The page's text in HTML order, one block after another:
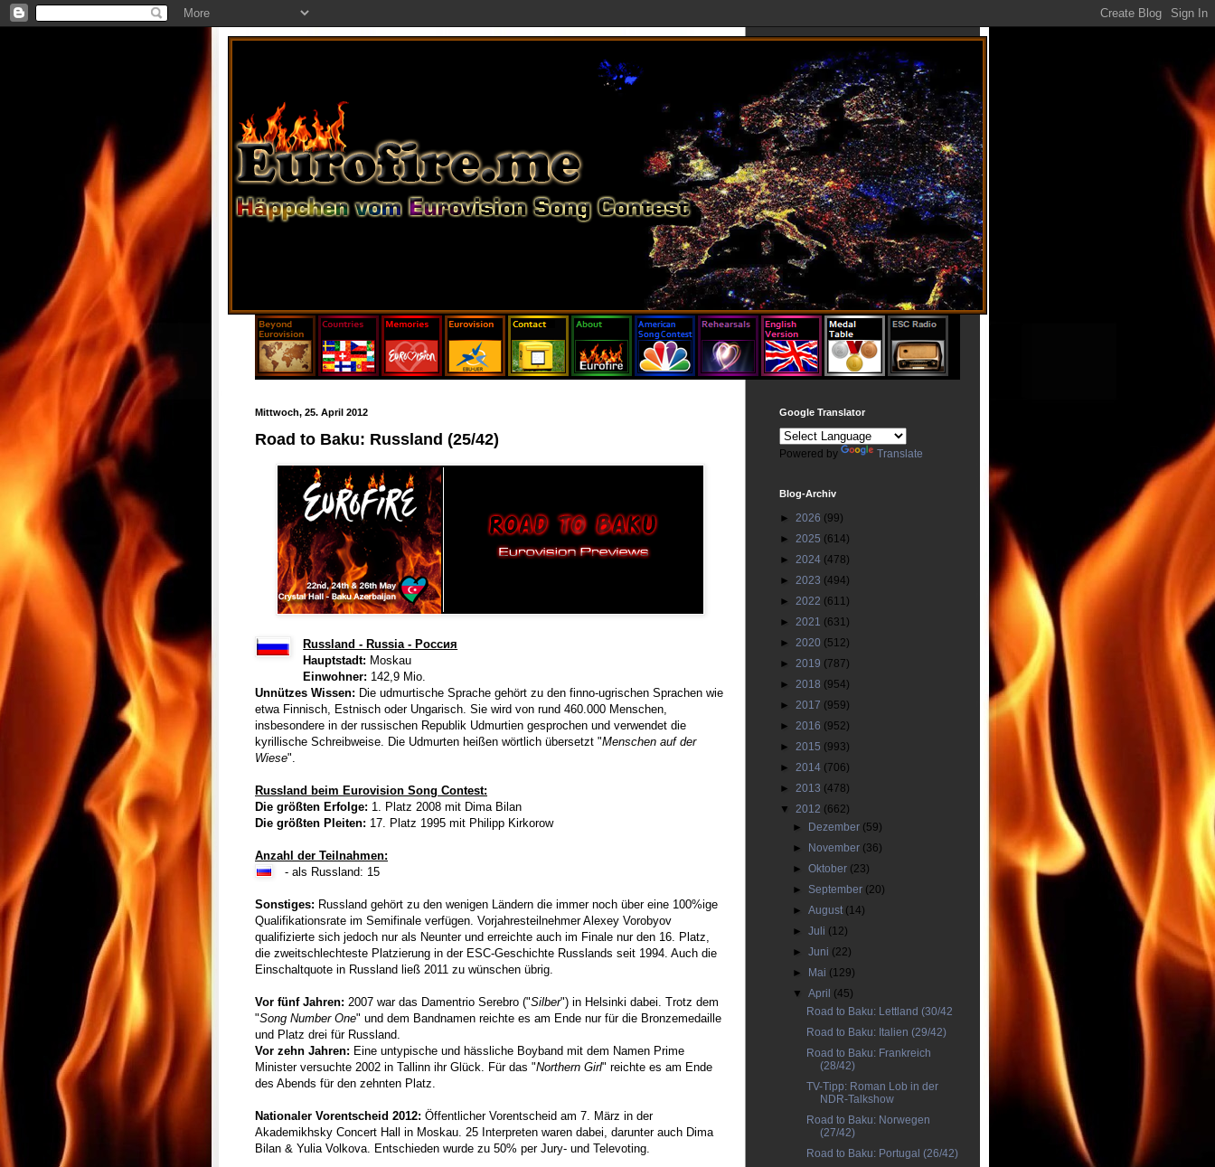
Mittwoch, 25. April 2012
Road to Baku: Russland (25/42)
Russland - Russia - Россия
Hauptstadt: Moskau
Einwohner: 142,9 Mio.
Unnützes Wissen: Die udmurtische Sprache gehört zu den finno-ugrischen Sprachen wie
etwa Finnisch, Estnisch oder Ungarisch. Sie wird von rund 460.000 Menschen,
insbesondere in der russischen Republik Udmurtien gesprochen und verwendet die
kyrillische Schreibweise. Die Udmurten heißen wörtlich übersetzt "Menschen auf der
Wiese".
Russland beim Eurovision Song Contest:
Die größten Erfolge: 1. Platz 2008 mit Dima Bilan
Die größten Pleiten: 17. Platz 1995 mit Philipp Kirkorow
Anzahl der Teilnahmen:
- als Russland: 15
Sonstiges: Russland gehört zu den wenigen Ländern die immer noch über eine 100%ige
Qualifikationsrate im Semifinale verfügen. Vorjahresteilnehmer Alexey Vorobyov
qualifizierte sich jedoch nur als Neunter und erreichte auch im Finale nur den 16. Platz,
die zweitschlechteste Platzierung in der ESC-Geschichte Russlands seit 1994. Auch die
Einschaltquote in Russland ließ 2011 zu wünschen übrig.
Vor fünf Jahren: 2007 war das Damentrio Serebro ("Silber") in Helsinki dabei. Trotz dem
"Song Number One" und dem Bandnamen reichte es am Ende nur für die Bronzemedaille
und Platz drei für Russland.
Vor zehn Jahren: Eine untypische und hässliche Boyband mit dem Namen Prime
Minister versuchte 2002 in Tallinn ihr Glück. Für das "Northern Girl" reichte es am Ende
des Abends für den zehnten Platz.
Nationaler Vorentscheid 2012: Öffentlicher Vorentscheid am 7. März in der
Akademikhsky Concert Hall in Moskau. 25 Interpreten waren dabei, darunter auch Dima
Bilan & Yulia Volkova. Entschieden wurde zu 50% per Jury- und Televoting.
Google Translator
Powered by Translate
Blog-Archiv
► 2026 (99)
► 2025 (614)
► 2024 (478)
► 2023 (494)
► 2022 (611)
► 2021 (631)
► 2020 (512)
► 2019 (787)
► 2018 (954)
► 2017 (959)
► 2016 (952)
► 2015 (993)
► 2014 (706)
► 2013 (478)
▼ 2012 (662)
►
Dezember (59)
►
November (36)
►Oktober (23)
► September (20)
►August (14)
►Juli (12)
►Juni (22)
►
Mai (129)
▼April (45)
Road to Baku: Lettland (30/42
Road to Baku: Italien (29/42)
Road to Baku: Frankreich
(28/42)
TV-Tipp: Roman Lob in der
NDR-Talkshow
Road to Baku: Norwegen
(27/42)
Road to Baku: Portugal (26/42)